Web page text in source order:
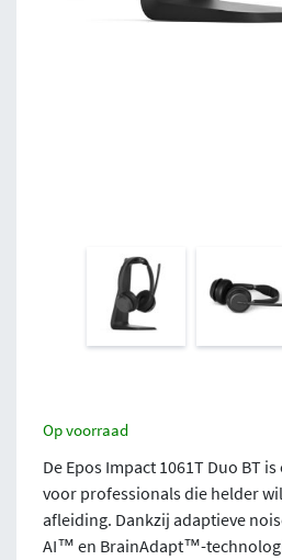
Op voorraad
De Epos Impact 1061T Duo BT
voor professionals die helder
afleiding. Dankzij adaptieve
AI™ en BrainAdapt™-